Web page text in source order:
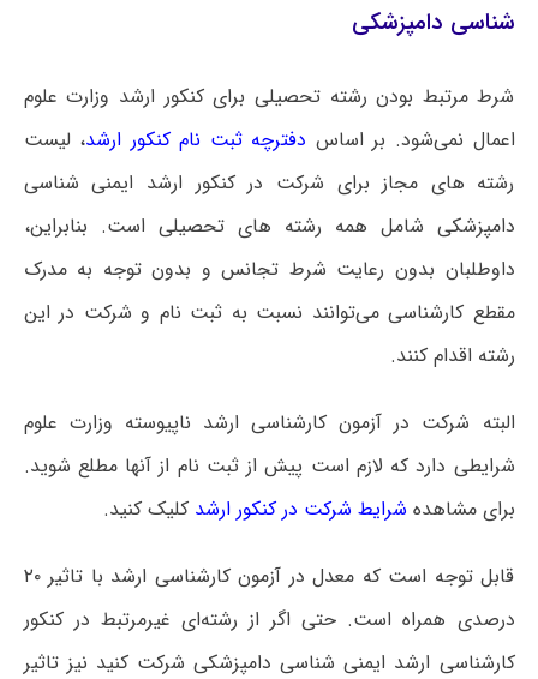
شناسی دامپزشکی
شرط مرتبط بودن رشته تحصیلی برای کنکور ارشد وزارت علوم
اعمال نمی‌شود. بر اساس دفترچه ثبت نام کنکور ارشد، لیست
رشته های مجاز برای شرکت در کنکور ارشد ایمنی‌ شناسی
دامپزشکی شامل همه رشته های تحصیلی است‌. بنابراین،
داوطلبان بدون رعایت شرط تجانس و بدون توجه به مدرک
مقطع کارشناسی می‌توانند نسبت به ثبت نام و شرکت در این
رشته اقدام کنند.
البته شرکت در آزمون کارشناسی ارشد ناپیوسته وزارت علوم
شرایطی دارد که لازم است پیش از ثبت نام از آنها مطلع شوید.
برای مشاهده شرایط شرکت در کنکور ارشد کلیک کنید.
قابل توجه است که معدل در آزمون کارشناسی ارشد با تاثیر ۲۰
درصدی همراه است. حتی اگر از رشته‌ای غیرمرتبط در کنکور
کارشناسی ارشد ایمنی‌ شناسی دامپزشکی شرکت کنید نیز تاثیر